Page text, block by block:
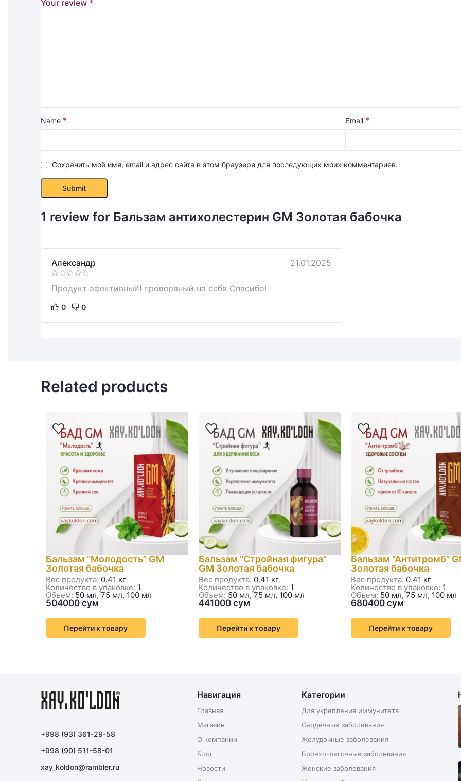
1 review for Бальзам антихолестерин GM Золотая бабочка
Александр 21.01.2025
Продукт эфективный! проверяный на себя Спасибо!
0 0
Your review *
Name * Email *
Сохранить моё имя, email и адрес сайта в этом браузере для последующих моих комментариев.
Related products
Бальзам “Молодость” GM
Золотая бабочка
Вес продукта: 0.41 кг
Количество в упаковке: 1
Объем: 50 мл, 75 мл, 100 мл
Перейти к товару
Бальзам “Cтройная фигура”
GM Золотая бабочка
Вес продукта: 0.41 кг
Количество в упаковке: 1
Объем: 50 мл, 75 мл, 100 мл
Перейти к товару
Бальзам “Антитромб”
Золотая бабочка
Вес продукта: 0.41 кг
Количество в упаковке: 1
Объем: 50 мл, 75 мл, 100 мл
Перейти к товару
+998 (93) 361-29-58
+998 (90) 511-58-01
xay_koldon@rambler.ru
Навигация
Главная
Магазин
О компании
Блог
Новости
Категории
Для укрепления иммунитета
Сердечные заболевания
Желудочные заболевания
Бронхо-легочные заболевания
Женские заболевания